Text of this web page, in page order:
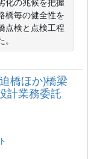
橋毎の健全性を
点検と点検工程
橋ほか)橋梁
計業務委託